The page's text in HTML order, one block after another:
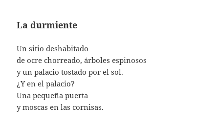
La durmiente
Un sitio deshabitado
de ocre chorreado, árboles espinosos
y un palacio tostado por el sol.
¿Y en el palacio?
Una pequeña puerta
y moscas en las cornisas.